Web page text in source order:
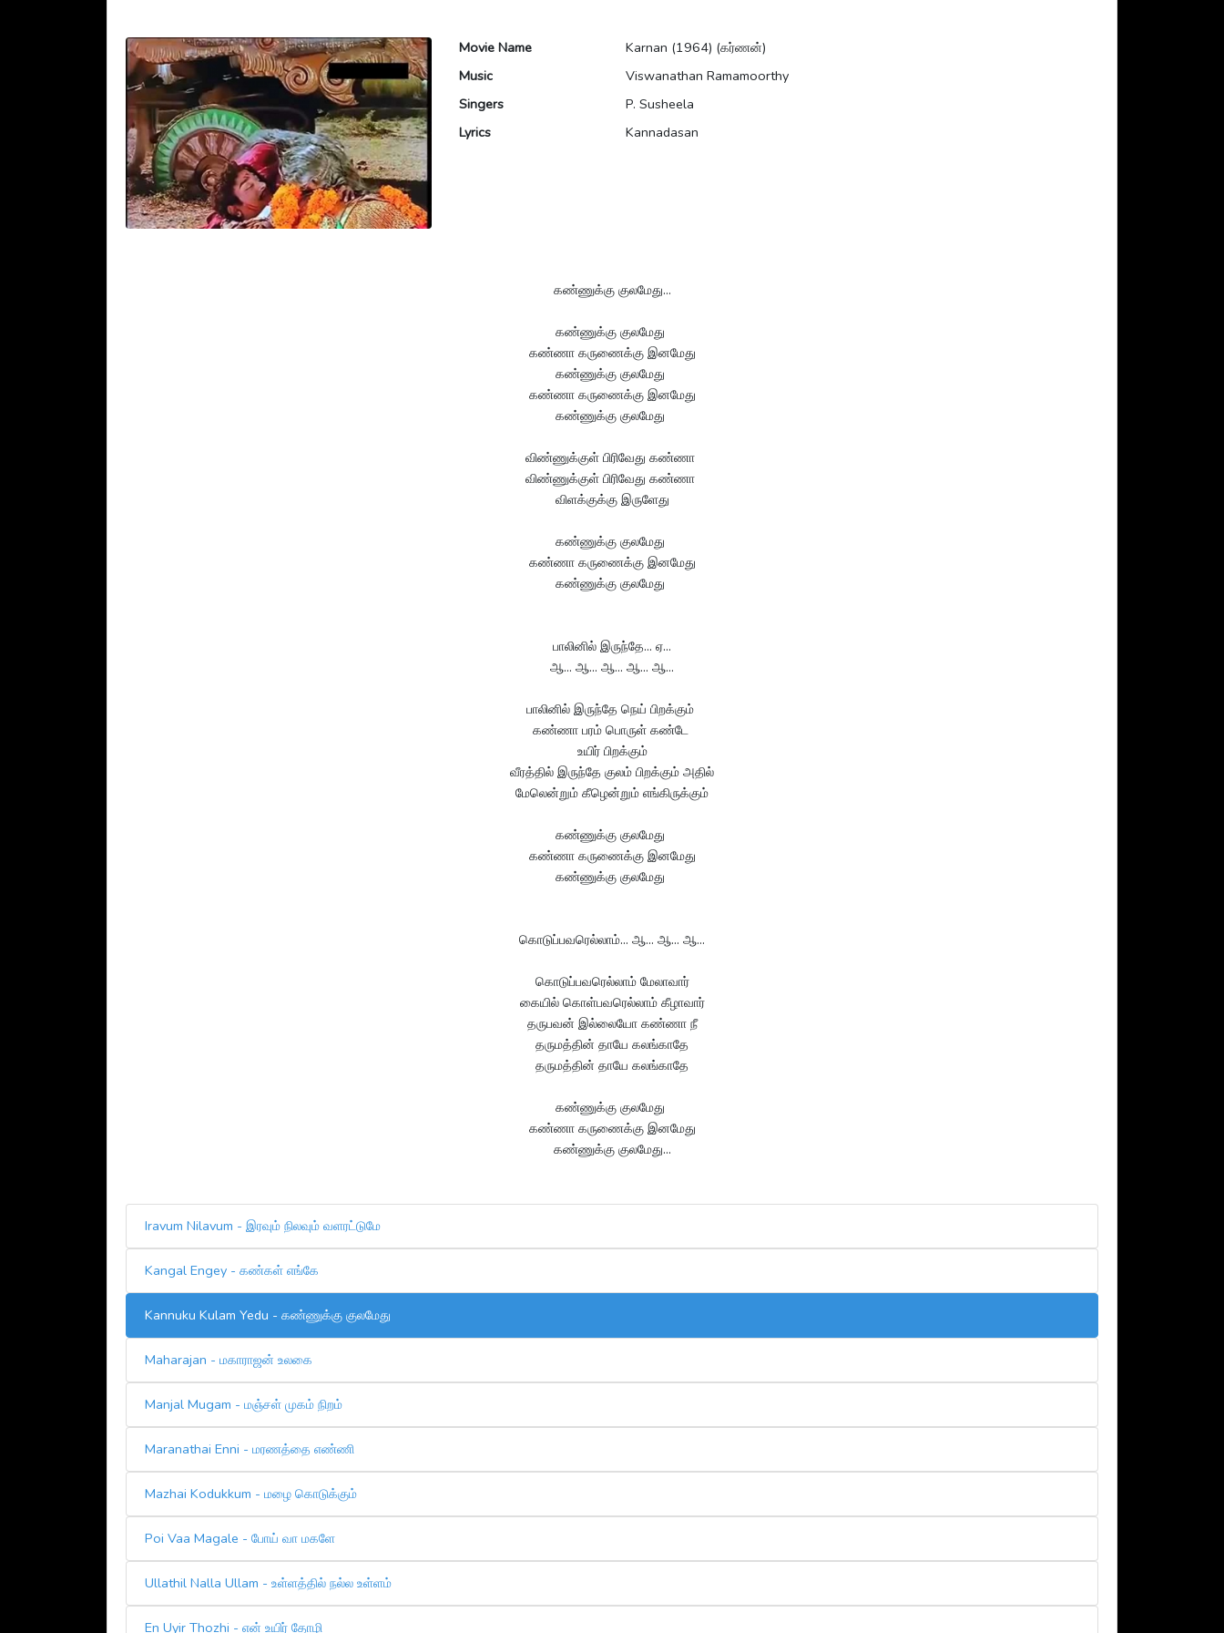
Movie Name
Karnan (1964) (கர்ணன்)
Music
Viswanathan Ramamoorthy
Singers
P. Susheela
Lyrics
Kannadasan
கண்ணுக்கு குலமேது...
கண்ணுக்கு குலமேது
கண்ணா கருணைக்கு இனமேது
கண்ணுக்கு குலமேது
கண்ணா கருணைக்கு இனமேது
கண்ணுக்கு குலமேது
விண்ணுக்குள் பிரிவேது கண்ணா
விண்ணுக்குள் பிரிவேது கண்ணா
விளக்குக்கு இருளேது
கண்ணுக்கு குலமேது
கண்ணா கருணைக்கு இனமேது
கண்ணுக்கு குலமேது
பாலினில் இருந்தே... ஏ...
ஆ... ஆ... ஆ... ஆ... ஆ...
பாலினில் இருந்தே நெய் பிறக்கும்
கண்ணா பரம் பொருள் கண்டே
உயிர் பிறக்கும்
வீரத்தில் இருந்தே குலம் பிறக்கும் அதில்
மேலென்றும் கீழென்றும் எங்கிருக்கும்
கண்ணுக்கு குலமேது
கண்ணா கருணைக்கு இனமேது
கண்ணுக்கு குலமேது
கொடுப்பவரெல்லாம்... ஆ... ஆ... ஆ...
கொடுப்பவரெல்லாம் மேலாவார்
கையில் கொள்பவரெல்லாம் கீழாவார்
தருபவன் இல்லையோ கண்ணா நீ
தருமத்தின் தாயே கலங்காதே
தருமத்தின் தாயே கலங்காதே
கண்ணுக்கு குலமேது
கண்ணா கருணைக்கு இனமேது
கண்ணுக்கு குலமேது...
Iravum Nilavum - இரவும் நிலவும் வளரட்டுமே
Kangal Engey - கண்கள் எங்கே
Kannuku Kulam Yedu - கண்ணுக்கு குலமேது
Maharajan - மகாராஜன் உலகை
Manjal Mugam - மஞ்சள் முகம் நிறம்
Maranathai Enni - மரணத்தை எண்ணி
Mazhai Kodukkum - மழை கொடுக்கும்
Poi Vaa Magale - போய் வா மகளே
Ullathil Nalla Ullam - உள்ளத்தில் நல்ல உள்ளம்
En Uyir Thozhi - என் உயிர் தோழி